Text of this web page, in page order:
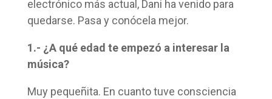
electrónico más actual, Dani ha venido para
quedarse. Pasa y conócela mejor.
1.- ¿A qué edad te empezó a interesar la
música?
Muy pequeñita. En cuanto tuve consciencia